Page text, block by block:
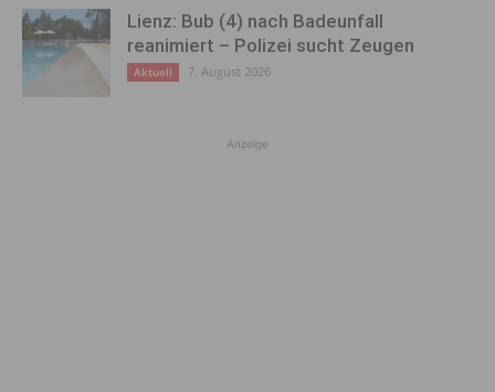
Lienz: Bub (4) nach Badeunfall
reanimiert – Polizei sucht Zeugen
Aktuell 7. August 2026
Anzeige